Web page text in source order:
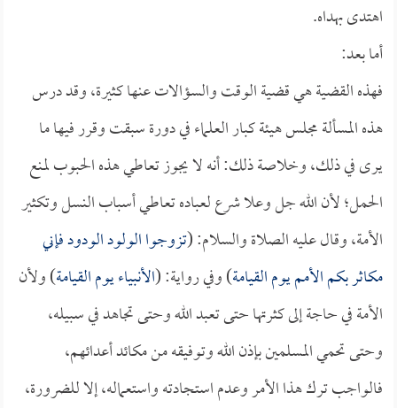
اهتدى بهداه.
أما بعد:
فهذه القضية هي قضية الوقت والسؤالات عنها كثيرة، وقد درس
هذه المسألة مجلس هيئة كبار العلماء في دورة سبقت وقرر فيها ما
يرى في ذلك، وخلاصة ذلك: أنه لا يجوز تعاطي هذه الحبوب لمنع
الحمل؛ لأن الله جل وعلا شرع لعباده تعاطي أسباب النسل وتكثير
الأمة، وقال عليه الصلاة والسلام: (تزوجوا الولود الودود فإني
مكاثر بكم الأمم يوم القيامة) وفي رواية: (الأنبياء يوم القيامة) ولأن
الأمة في حاجة إلى كثرتها حتى تعبد الله وحتى تجاهد في سبيله،
وحتى تحمي المسلمين بإذن الله وتوفيقه من مكائد أعدائهم،
فالواجب ترك هذا الأمر وعدم استجادته واستعماله، إلا للضرورة،